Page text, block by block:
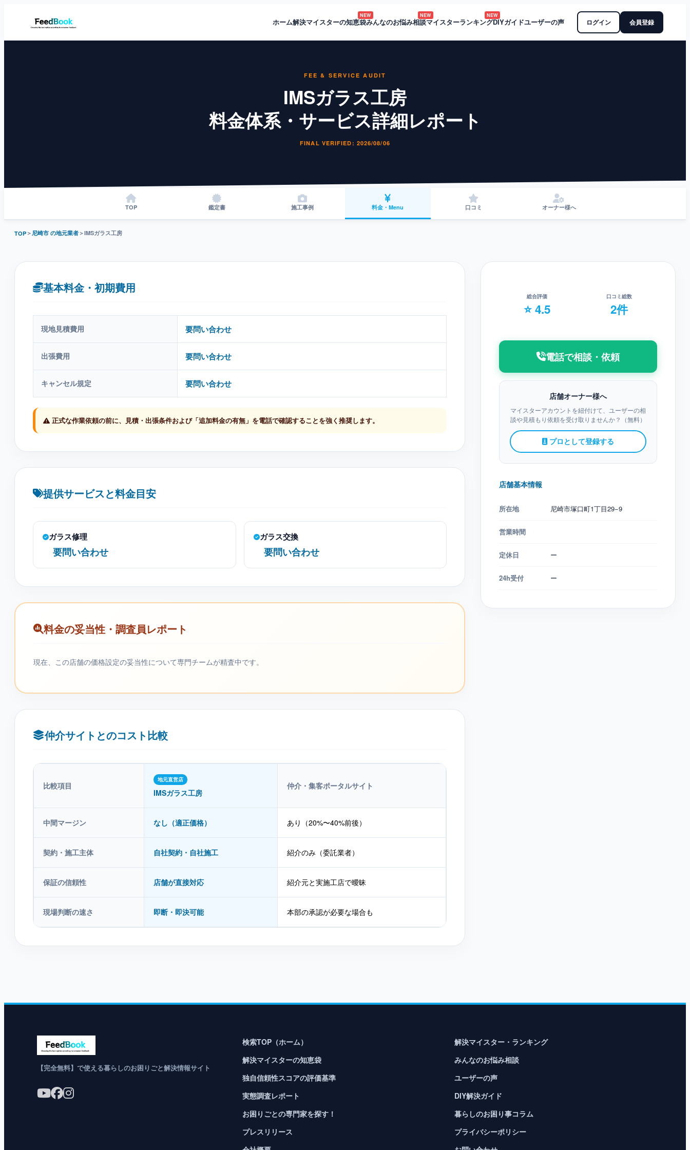
ホーム解決マイスターの知恵袋
NEW
みんなのお悩み相談
NEW
マイスターランキング
NEW
DIYガイドユーザーの声 ログイン 会員登録
FEE & SERVICE AUDIT
IMSガラス工房
料金体系・サービス詳細レポート
FINAL VERIFIED: 2026/08/06
TOP 鑑定書 施工事例 料金・Menu 口コミ オーナー様へ
TOP＞ 尼崎市 の地元業者＞IMSガラス工房
基本料金・初期費用
現地見積費用 要問い合わせ
出張費用 要問い合わせ
キャンセル規定 要問い合わせ
正式な作業依頼の前に、見積・出張条件および「追加料金の有無」を電話で確認することを強く推奨します。
提供サービスと料金目安
ガラス修理
要問い合わせ
ガラス交換
要問い合わせ
料金の妥当性・調査員レポート
現在、この店舗の価格設定の妥当性について専門チームが精査中です。
仲介サイトとのコスト比較
比較項目
地元直営店
IMSガラス工房
仲介・集客ポータルサイト
中間マージン なし（適正価格） あり（20%〜40%前後）
契約・施工主体 自社契約・自社施工 紹介のみ（委託業者）
保証の信頼性 店舗が直接対応 紹介元と実施工店で曖昧
現場判断の速さ 即断・即決可能 本部の承認が必要な場合も
総合評価
⭐ 4.5
口コミ総数
2件
電話で相談・依頼
店舗オーナー様へ
マイスターアカウントを紐付けて、ユーザーの相
談や見積もり依頼を受け取りませんか？（無料）
プロとして登録する
店舗基本情報
所在地 尼崎市塚口町1丁目29−9
営業時間
定休日 ー
24h受付 ー
【完全無料】で使える暮らしのお困りごと解決情報サイト
検索TOP（ホーム）
解決マイスター・ランキング
解決マイスターの知恵袋
みんなのお悩み相談
独自信頼性スコアの評価基準
ユーザーの声
実態調査レポート
DIY解決ガイド
お困りごとの専門家を探す！
暮らしのお困り事コラム
プレスリリース
プライバシーポリシー